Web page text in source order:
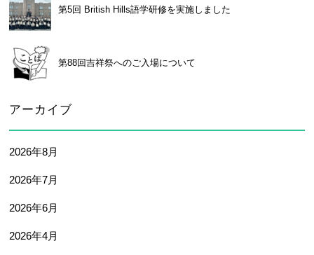
第5回 British Hills語学研修を実施しました
第88回吉祥祭へのご入場について
アーカイブ
2026年8月
2026年7月
2026年6月
2026年4月